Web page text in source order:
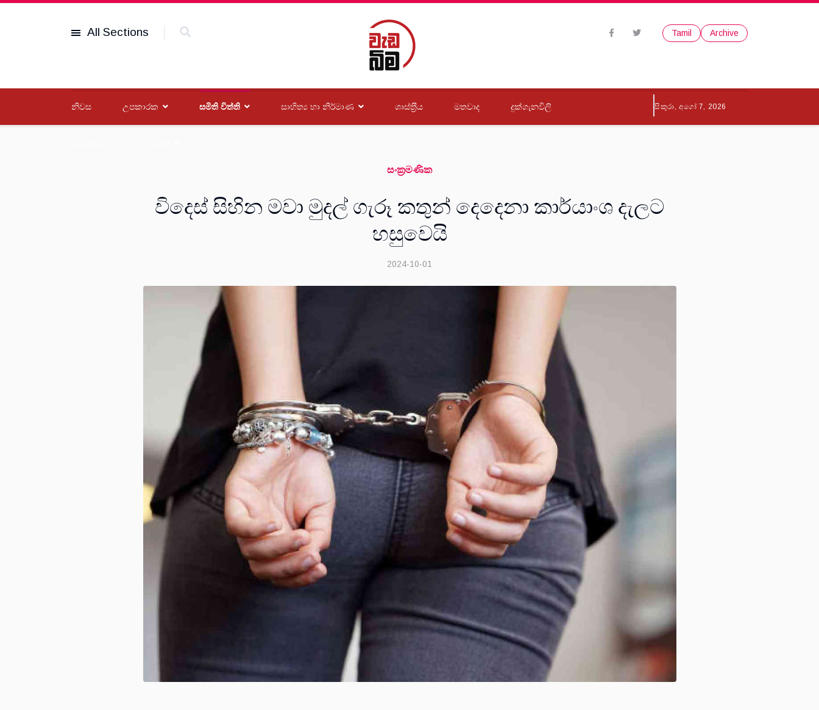
All Sections Tamil Archive
නිවස උපකාරක සමිති විත්ති සාහිත්‍ය හා නිර්මාණ ශාස්ත‍්‍රීය මතවාද දුක්ගැනවිලි සිකුරා, අගෝ 7, 2026
සංක‍්‍රමණික
විදෙස් සිහින මවා මුදල් ගැරූ කතුන් දෙදෙනා කාර්යාංශ දැලට
හසුවෙයි
2024-10-01